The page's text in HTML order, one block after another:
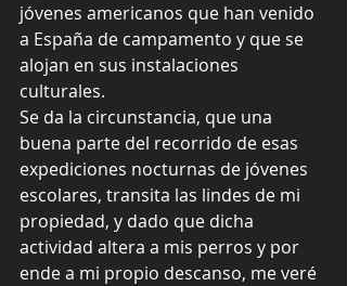
jóvenes americanos que han venido
a España de campamento y que se
alojan en sus instalaciones
culturales.
Se da la circunstancia, que una
buena parte del recorrido de esas
expediciones nocturnas de jóvenes
escolares, transita las lindes de mi
propiedad, y dado que dicha
actividad altera a mis perros y por
ende a mi propio descanso, me veré